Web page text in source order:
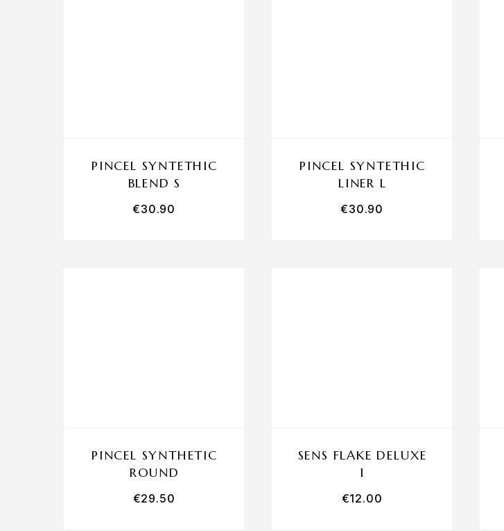
PINCEL SYNTETHIC
BLEND S
€30.90
PINCEL SYNTETHIC
LINER L
€30.90
PINCEL SYNTHETIC
ROUND
€29.50
SENS FLAKE DELUXE
1
€12.00